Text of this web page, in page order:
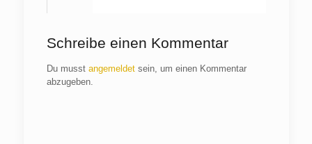
Schreibe einen Kommentar
Du musst angemeldetsein, um einen Kommentar
abzugeben.